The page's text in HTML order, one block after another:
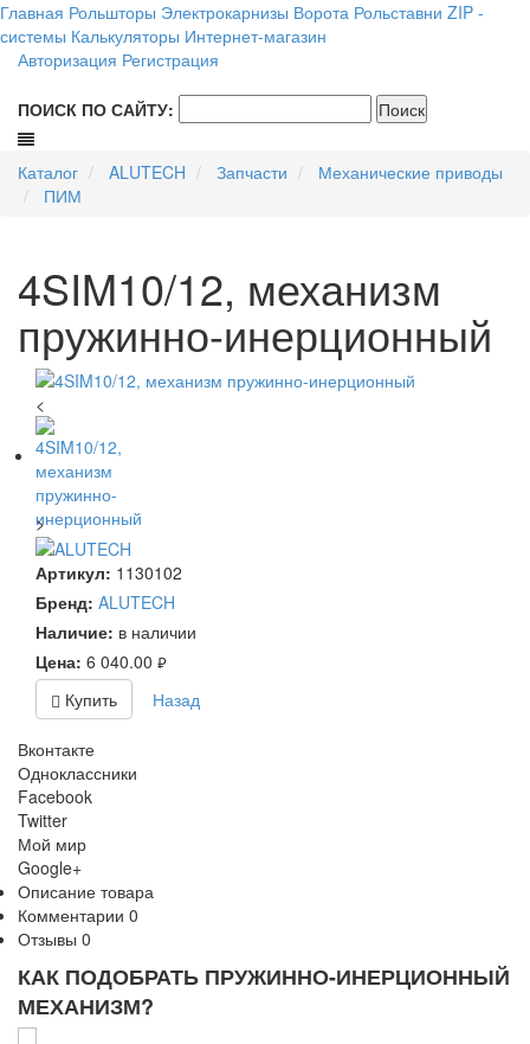
Главная Рольшторы Электрокарнизы Ворота Рольставни ZIP -
системы Калькуляторы Интернет-магазин
Авторизация Регистрация
ПОИСК ПО САЙТУ:
Каталог ALUTECH Запчасти
Механические приводы
ПИМ
4SIM10/12, механизм
пружинно-инерционный
<
>
Артикул: 1130102
Бренд: ALUTECH
Наличие: в наличии
Цена: 6 040.00 руб.
Купить Назад
Вконтакте
Одноклассники
Facebook
Twitter
Мой мир
Google+
Описание товара
Комментарии 0
Отзывы 0
КАК ПОДОБРАТЬ ПРУЖИННО-ИНЕРЦИОННЫЙ
МЕХАНИЗМ?